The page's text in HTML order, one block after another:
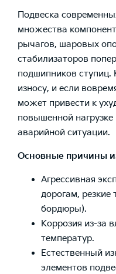
Подвеска
множества
рычагов, шаровых
стабилизаторов
подшипников
износу, и если
может привести к
повышенной
аварийной ситуации.
Основные причины
Агрессивная
дорогам,
бордюры).
Коррозия из-за
температур.
Естественный
элементов